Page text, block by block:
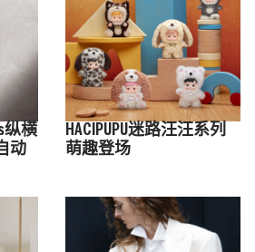
纵横
动
HACIPUPU迷路汪汪系列
萌趣登场